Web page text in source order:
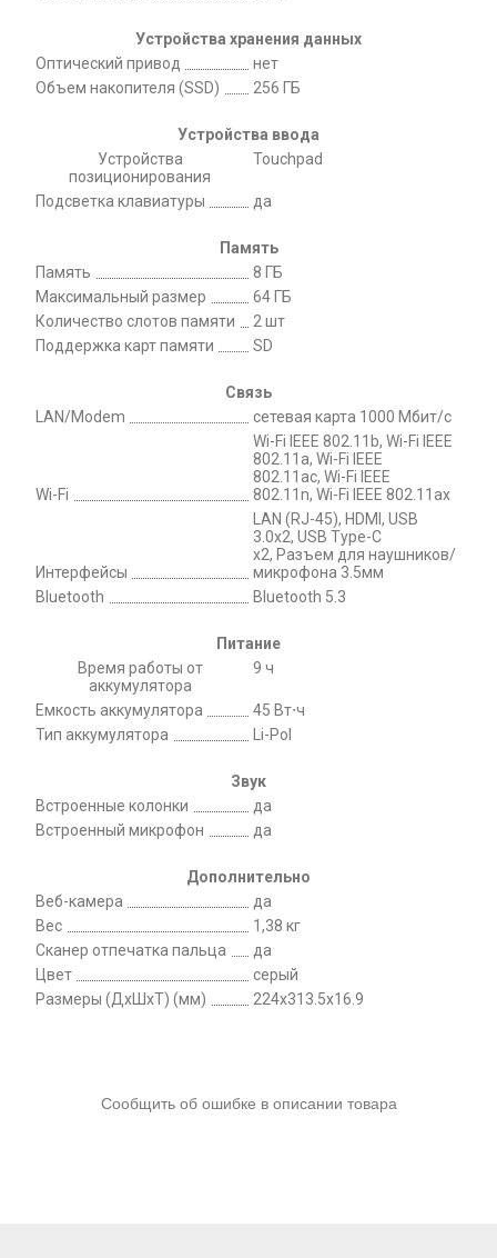
Устройства хранения данных
Оптический привод
нет
Объем накопителя (SSD)
256 ГБ
Устройства ввода
Устройства
позиционирования
Touchpad
Подсветка клавиатуры да
Память
Память
8 ГБ
Максимальный размер
64 ГБ
Количество слотов памяти
2 шт
Поддержка карт памяти
SD
Связь
LAN/Modem
сетевая карта 1000 Мбит/c
Wi-Fi
Wi-Fi IEEE 802.11b, Wi-Fi IEEE
802.11a, Wi-Fi IEEE
802.11ac, Wi-Fi IEEE
802.11n, Wi-Fi IEEE 802.11ax
Интерфейсы
LAN (RJ-45), HDMI, USB
3.0x2, USB Type-C
x2, Разъем для наушников/
микрофона 3.5мм
Bluetooth
Bluetooth 5.3
Питание
Время работы от
аккумулятора
9 ч
Емкость аккумулятора
45 Вт⋅ч
Тип аккумулятора
Li-Pol
Звук
Встроенные колонки
да
Встроенный микрофон
да
Дополнительно
Веб-камера
да
Вес
1,38 кг
Сканер отпечатка пальца
да
Цвет
серый
Размеры (ДхШхТ) (мм)
224x313.5x16.9
Сообщить об ошибке в описании товара